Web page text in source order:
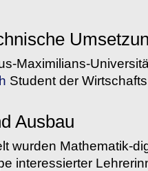
Maximilians-
Student der
Ausbau
wurden Mathematik-
interessierter